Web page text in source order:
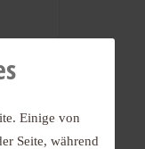
Einige von
Seite, während